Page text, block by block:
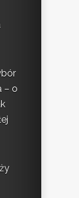
– o